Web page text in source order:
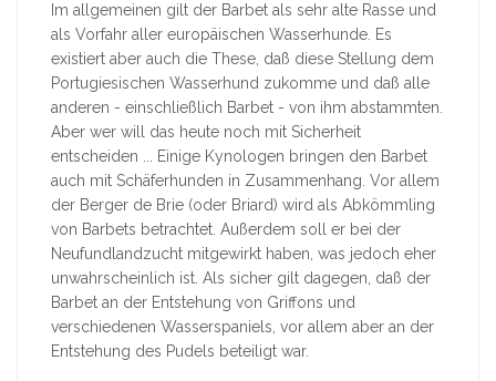
Im allgemeinen gilt der Barbet als sehr alte Rasse und
als Vorfahr aller europäischen Wasserhunde. Es
existiert aber auch die These, daß diese Stellung dem
Portugiesischen Wasserhund zukomme und daß alle
anderen - einschließlich Barbet - von ihm abstammten.
Aber wer will das heute noch mit Sicherheit
entscheiden ... Einige Kynologen bringen den Barbet
auch mit Schäferhunden in Zusammenhang. Vor allem
der Berger de Brie (oder Briard) wird als Abkömmling
von Barbets betrachtet. Außerdem soll er bei der
Neufundlandzucht mitgewirkt haben, was jedoch eher
unwahrscheinlich ist. Als sicher gilt dagegen, daß der
Barbet an der Entstehung von Griffons und
verschiedenen Wasserspaniels, vor allem aber an der
Entstehung des Pudels beteiligt war.